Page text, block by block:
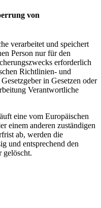
von
verarbeitet und speichert
Person nur für den
erforderlich
Richtlinien- und
in Gesetzen oder
Verantwortliche
eine vom Europäischen
einem anderen zuständigen
ab, werden die
und entsprechend den
gelöscht.